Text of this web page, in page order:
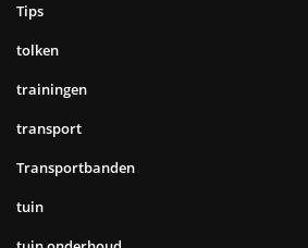
Tips
tolken
trainingen
transport
Transportbanden
tuin